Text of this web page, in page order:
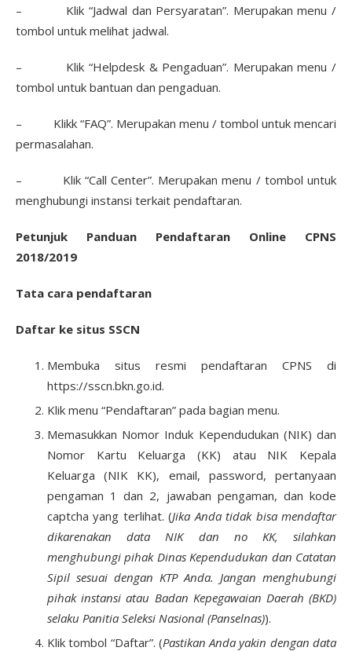
– Klik “Jadwal dan Persyaratan”. Merupakan menu /
tombol untuk melihat jadwal.
– Klik “Helpdesk & Pengaduan”. Merupakan menu /
tombol untuk bantuan dan pengaduan.
– Klikk “FAQ”. Merupakan menu / tombol untuk mencari
permasalahan.
– Klik “Call Center”. Merupakan menu / tombol untuk
menghubungi instansi terkait pendaftaran.
Petunjuk Panduan Pendaftaran Online CPNS
2018/2019
Tata cara pendaftaran
Daftar ke situs SSCN
Membuka situs resmi pendaftaran CPNS di
https://sscn.bkn.go.id.
Klik menu “Pendaftaran” pada bagian menu.
Memasukkan Nomor Induk Kependudukan (NIK) dan
Nomor Kartu Keluarga (KK) atau NIK Kepala
Keluarga (NIK KK), email, password, pertanyaan
pengaman 1 dan 2, jawaban pengaman, dan kode
captcha yang terlihat. (Jika Anda tidak bisa mendaftar
dikarenakan data NIK dan no KK, silahkan
menghubungi pihak Dinas Kependudukan dan Catatan
Sipil sesuai dengan KTP Anda. Jangan menghubungi
pihak instansi atau Badan Kepegawaian Daerah (BKD)
selaku Panitia Seleksi Nasional (Panselnas)).
Klik tombol “Daftar”. (Pastikan Anda yakin dengan data